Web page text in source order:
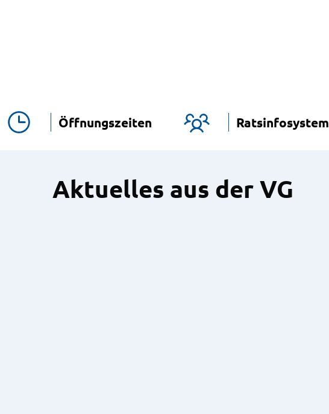
Öffnungszeiten Ratsinfosystem
Aktuelles aus der VG